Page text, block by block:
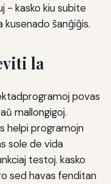
- kasko kiu subite
kusenado ŝanĝiĝis.
la
povas
mallongigoj.
helpi programojn
sole de vida
testoj. kasko
sed havas fenditan